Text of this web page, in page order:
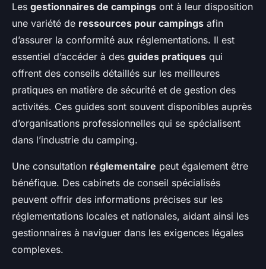
Les gestionnaires de campings ont à leur disposition
une variété de ressources pour campings afin
d’assurer la conformité aux réglementations. Il est
essentiel d’accéder à des guides pratiques qui
offrent des conseils détaillés sur les meilleures
pratiques en matière de sécurité et de gestion des
activités. Ces guides sont souvent disponibles auprès
d’organisations professionnelles qui se spécialisent
dans l’industrie du camping.
Une consultation réglementaire peut également être
bénéfique. Des cabinets de conseil spécialisés
peuvent offrir des informations précises sur les
réglementations locales et nationales, aidant ainsi les
gestionnaires à naviguer dans les exigences légales
complexes.